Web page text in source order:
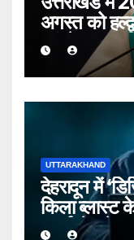
अगस्त को
कांग्रेस का
UTTARAKHAND
देहरादून में
किला
बुजुर्ग से ठगे